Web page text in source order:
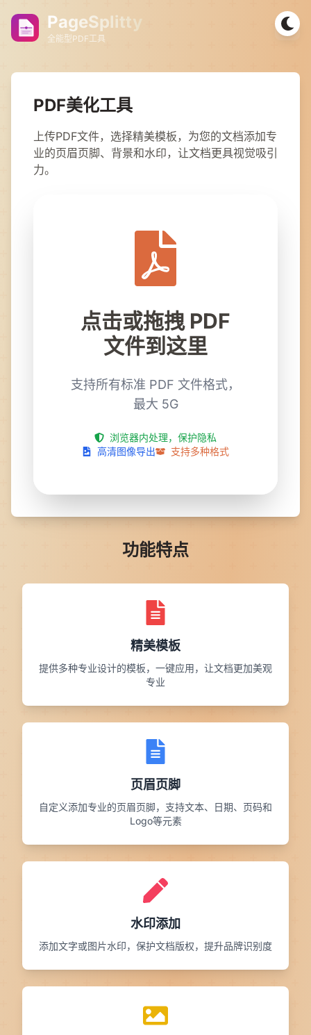
PageSplitty
全能型PDF工具
PDF美化工具
上传PDF文件，选择精美模板，为您的文档添加专
业的页眉页脚、背景和水印，让文档更具视觉吸引
力。
点击或拖拽 PDF
文件到这里
支持所有标准 PDF 文件格式，
最大 5G
浏览器内处理，保护隐私
高清图像导出
支持多种格式
功能特点
精美模板
提供多种专业设计的模板，一键应用，让文档更加美观
专业
页眉页脚
自定义添加专业的页眉页脚，支持文本、日期、页码和
Logo等元素
水印添加
添加文字或图片水印，保护文档版权，提升品牌识别度